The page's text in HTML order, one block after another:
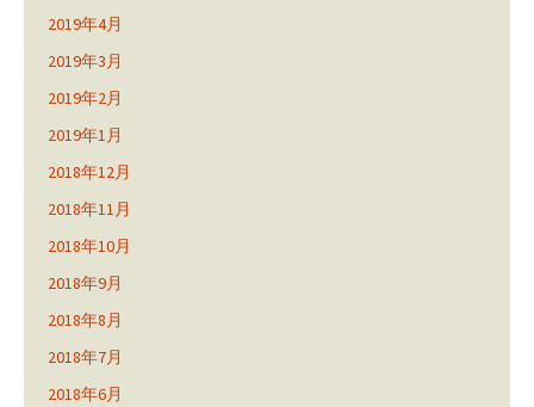
2019年4月
2019年3月
2019年2月
2019年1月
2018年12月
2018年11月
2018年10月
2018年9月
2018年8月
2018年7月
2018年6月